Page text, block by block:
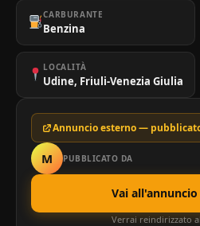
CARBURANTE
Benzina
LOCALITÀ
Udine, Friuli-Venezia Giulia
Annuncio esterno —
M PUBBLICATO DA
Vai
Verrai reindirizzato